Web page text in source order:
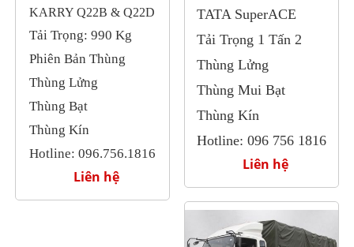
KARRY Q22B & Q22D
Tải Trọng: 990 Kg
Phiên Bản Thùng
Thùng Lửng
Thùng Bạt
Thùng Kín
Hotline: 096.756.1816
Liên hệ
TATA SuperACE
Tải Trọng 1 Tấn 2
Thùng Lửng
Thùng Mui Bạt
Thùng Kín
Hotline: 096 756 1816
Liên hệ